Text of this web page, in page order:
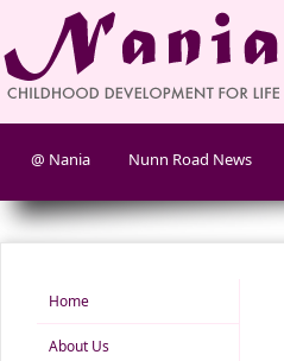
@ Nania Nunn Road News
Home
About Us